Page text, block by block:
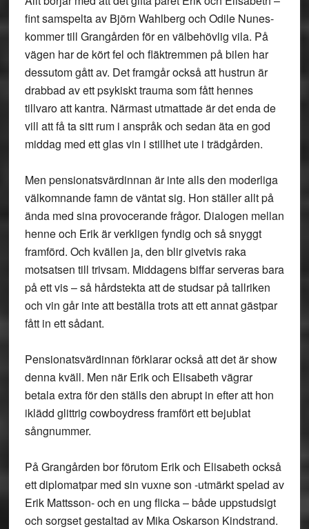
fint samspelta av Björn Wahlberg och Odile Nunes-
kommer till Grangården för en välbehövlig vila. På
vägen har de kört fel och fläktremmen på bilen har
dessutom gått av. Det framgår också att hustrun är
drabbad av ett psykiskt trauma som fått hennes
tillvaro att kantra. Närmast utmattade är det enda de
vill att få ta sitt rum i anspråk och sedan äta en god
middag med ett glas vin i stillhet ute i trädgården.
Men pensionatsvärdinnan är inte alls den moderliga
välkomnande famn de väntat sig. Hon ställer allt på
ända med sina provocerande frågor. Dialogen mellan
henne och Erik är verkligen fyndig och så snyggt
framförd. Och kvällen ja, den blir givetvis raka
motsatsen till trivsam. Middagens biffar serveras bara
på ett vis – så hårdstekta att de studsar på tallriken
och vin går inte att beställa trots att ett annat gästpar
fått in ett sådant.
Pensionatsvärdinnan förklarar också att det är show
denna kväll. Men när Erik och Elisabeth vägrar
betala extra för den ställs den abrupt in efter att hon
iklädd glittrig cowboydress framfört ett bejublat
sångnummer.
På Grangården bor förutom Erik och Elisabeth också
ett diplomatpar med sin vuxne son -utmärkt spelad av
Erik Mattsson- och en ung flicka – både uppstudsigt
och sorgset gestaltad av Mika Oskarson Kindstrand.